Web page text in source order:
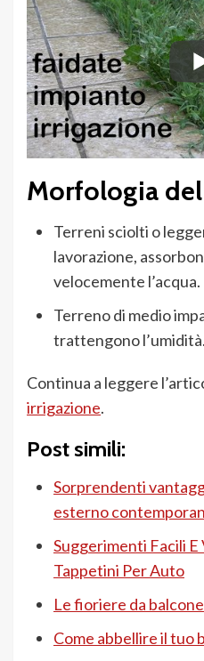
Morfologia
Terreni sciolti o
lavorazione,
velocemente l’acqua.
Terreno di medio
trattengono l’umidità.
Continua a leggere
irrigazione.
Post simili:
Sorprendenti
esterno
Suggerimenti Facili E
Tappetini Per Auto
Le fioriere da balcone
Come abbellire il tuo